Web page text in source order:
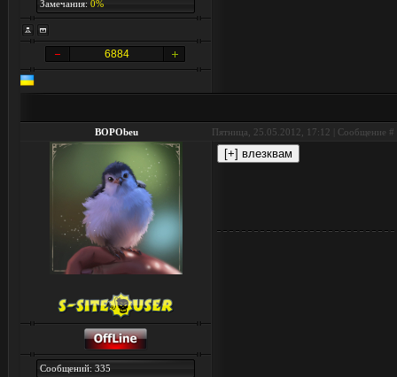
Замечания: 0%
6884
BOPObeu Пятница, 25.05.2012, 17:12 | Сообщение #
Сообщений: 335